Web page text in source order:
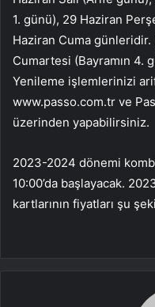
1. günü), 29 Haziran
Haziran Cuma günleridir.
Cumartesi (Bayramın 4.
Yenileme işlemlerinizi
www.passo.com.tr ve
üzerinden yapabilirsiniz.
2023-2024 dönemi
10:00’da başlayacak.
kartlarının fiyatları şu